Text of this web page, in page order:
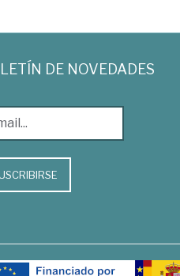
DE NOVEDADES